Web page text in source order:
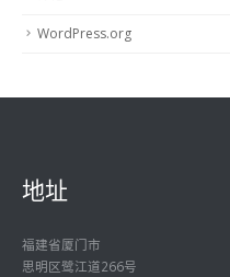
WordPress.org
地址
福建省厦门市
思明区鹭江道266号